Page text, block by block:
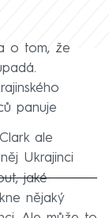
o tom, že
panuje
ale
Ukrajinci
jaké
nějaký